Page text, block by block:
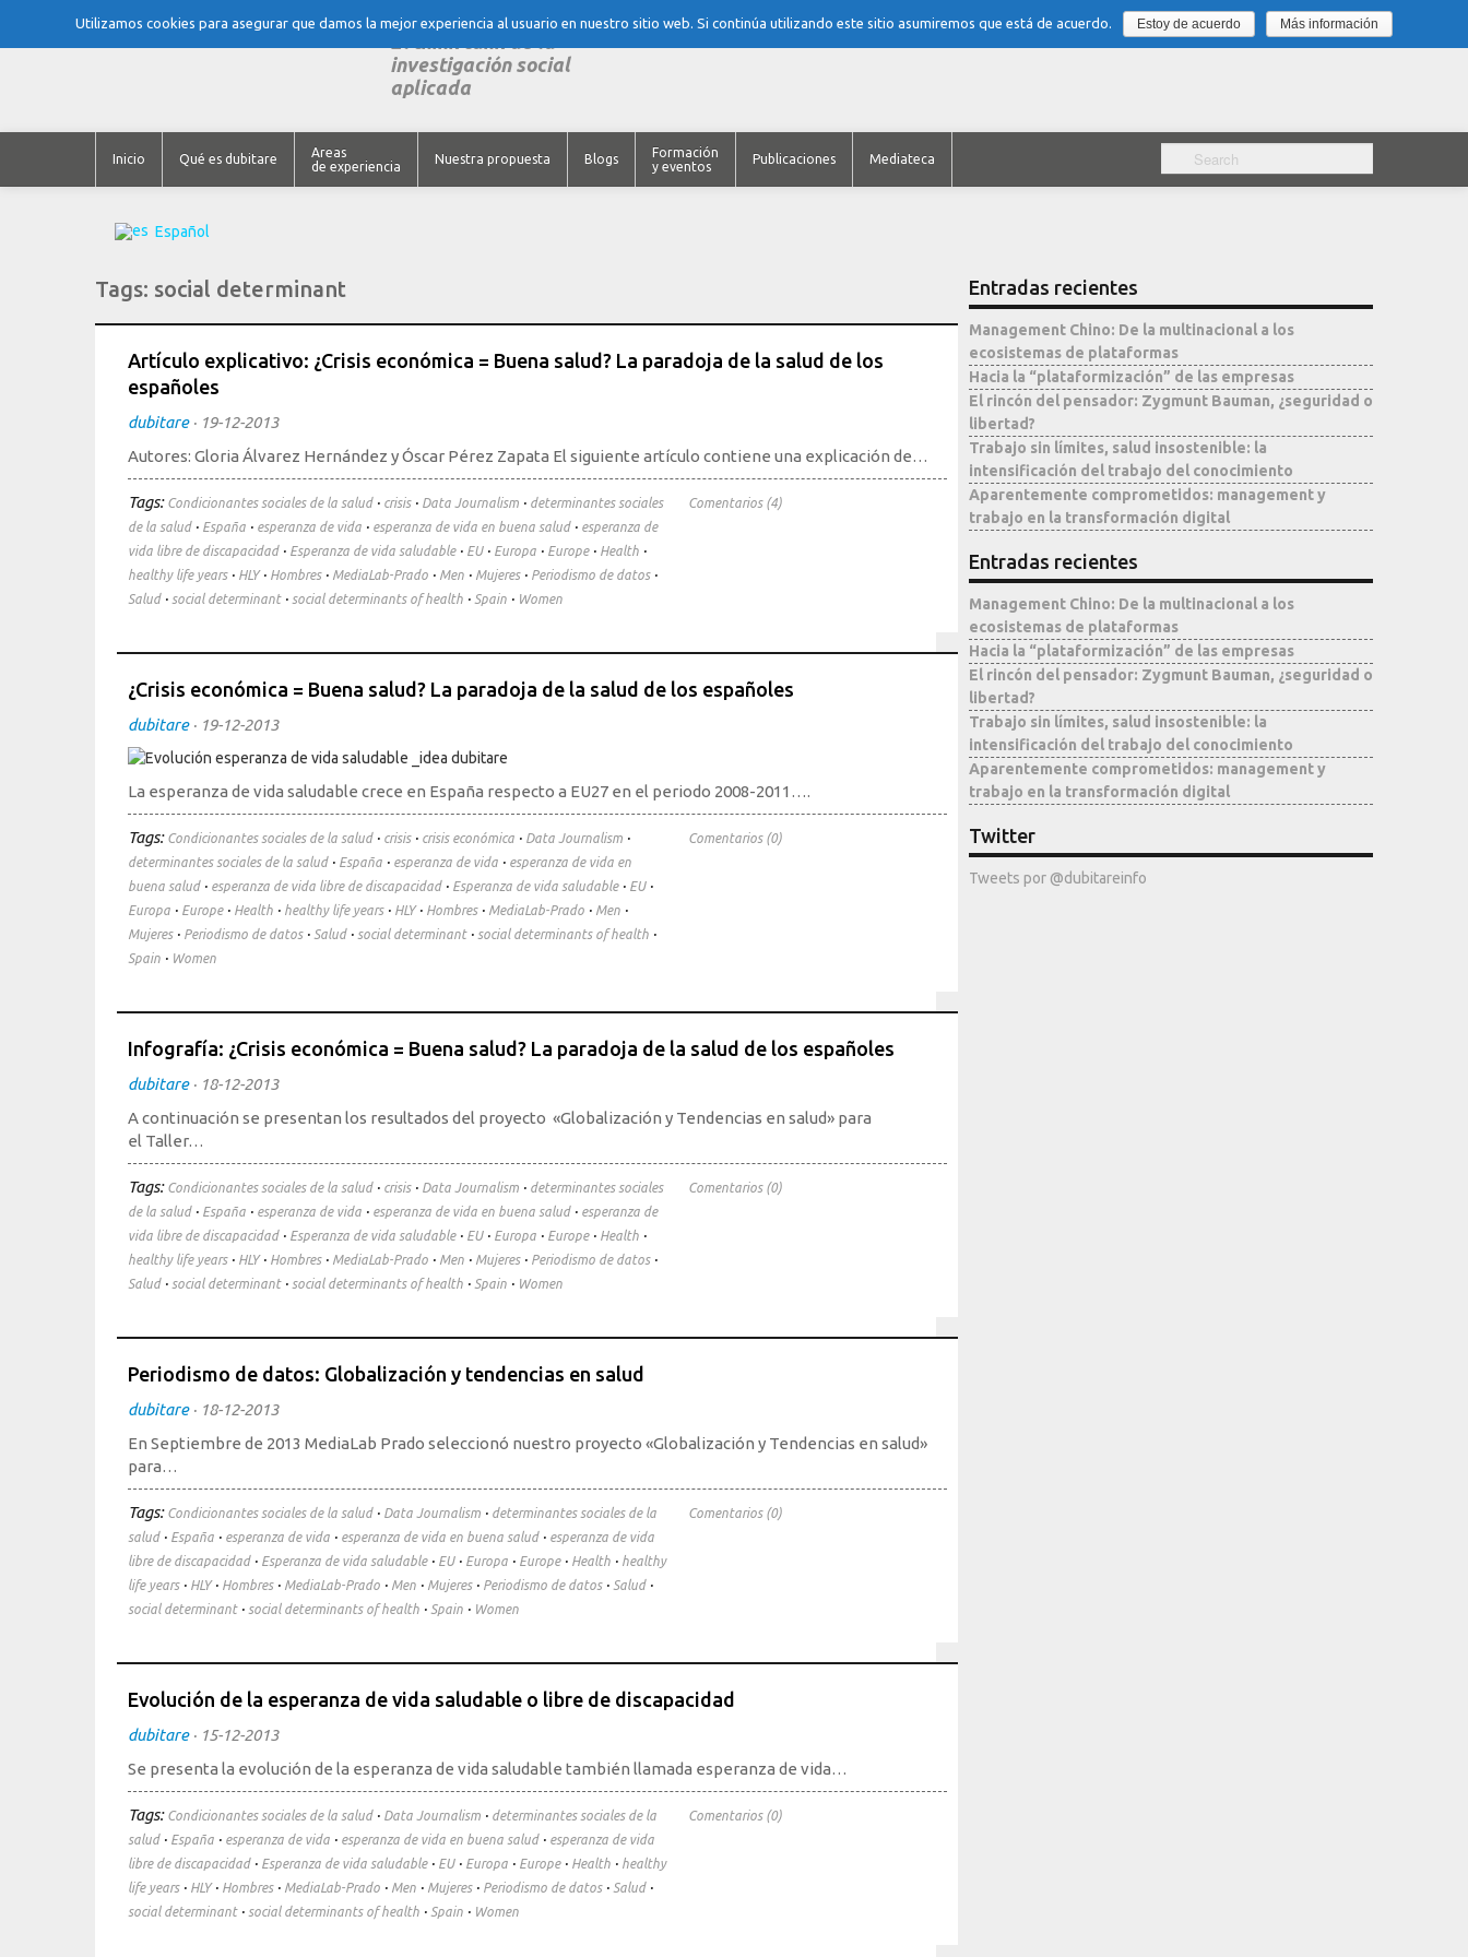
investigación social
aplicada
Inicio Qué es dubitare
Areas
de experiencia
Nuestra propuesta Blogs
Formación
y eventos
Publicaciones Mediateca
Español
Tags: social determinant
Artículo explicativo: ¿Crisis económica = Buena salud? La paradoja de la salud de los
españoles
dubitare· 19-12-2013
Autores: Gloria Álvarez Hernández y Óscar Pérez Zapata El siguiente artículo contiene una explicación de…
Tags: Condicionantes sociales de la salud· crisis· Data Journalism· determinantes sociales
de la salud· España· esperanza de vida· esperanza de vida en buena salud· esperanza de
vida libre de discapacidad· Esperanza de vida saludable· EU· Europa· Europe· Health·
healthy life years· HLY· Hombres· MediaLab-Prado· Men· Mujeres· Periodismo de datos·
Salud· social determinant· social determinants of health· Spain· Women
Comentarios (4)
¿Crisis económica = Buena salud? La paradoja de la salud de los españoles
dubitare· 19-12-2013
La esperanza de vida saludable crece en España respecto a EU27 en el periodo 2008-2011….
Tags: Condicionantes sociales de la salud· crisis· crisis económica· Data Journalism·
determinantes sociales de la salud· España· esperanza de vida· esperanza de vida en
buena salud· esperanza de vida libre de discapacidad· Esperanza de vida saludable· EU·
Europa· Europe· Health· healthy life years· HLY· Hombres· MediaLab-Prado· Men·
Mujeres· Periodismo de datos· Salud· social determinant· social determinants of health·
Spain· Women
Comentarios (0)
Infografía: ¿Crisis económica = Buena salud? La paradoja de la salud de los españoles
dubitare· 18-12-2013
A continuación se presentan los resultados del proyecto «Globalización y Tendencias en salud» para
el Taller…
Tags: Condicionantes sociales de la salud· crisis· Data Journalism· determinantes sociales
de la salud· España· esperanza de vida· esperanza de vida en buena salud· esperanza de
vida libre de discapacidad· Esperanza de vida saludable· EU· Europa· Europe· Health·
healthy life years· HLY· Hombres· MediaLab-Prado· Men· Mujeres· Periodismo de datos·
Salud· social determinant· social determinants of health· Spain· Women
Comentarios (0)
Periodismo de datos: Globalización y tendencias en salud
dubitare· 18-12-2013
En Septiembre de 2013 MediaLab Prado seleccionó nuestro proyecto «Globalización y Tendencias en salud»
para…
Tags: Condicionantes sociales de la salud· Data Journalism· determinantes sociales de la
salud· España· esperanza de vida· esperanza de vida en buena salud· esperanza de vida
libre de discapacidad· Esperanza de vida saludable· EU· Europa· Europe· Health· healthy
life years· HLY· Hombres· MediaLab-Prado· Men· Mujeres· Periodismo de datos· Salud·
social determinant· social determinants of health· Spain· Women
Comentarios (0)
Evolución de la esperanza de vida saludable o libre de discapacidad
dubitare· 15-12-2013
Se presenta la evolución de la esperanza de vida saludable también llamada esperanza de vida…
Tags: Condicionantes sociales de la salud· Data Journalism· determinantes sociales de la
salud· España· esperanza de vida· esperanza de vida en buena salud· esperanza de vida
libre de discapacidad· Esperanza de vida saludable· EU· Europa· Europe· Health· healthy
life years· HLY· Hombres· MediaLab-Prado· Men· Mujeres· Periodismo de datos· Salud·
social determinant· social determinants of health· Spain· Women
Comentarios (0)
Entradas recientes
Management Chino: De la multinacional a los
ecosistemas de plataformas
Hacia la “plataformización” de las empresas
El rincón del pensador: Zygmunt Bauman, ¿seguridad o
libertad?
Trabajo sin límites, salud insostenible: la
intensificación del trabajo del conocimiento
Aparentemente comprometidos: management y
trabajo en la transformación digital
Entradas recientes
Management Chino: De la multinacional a los
ecosistemas de plataformas
Hacia la “plataformización” de las empresas
El rincón del pensador: Zygmunt Bauman, ¿seguridad o
libertad?
Trabajo sin límites, salud insostenible: la
intensificación del trabajo del conocimiento
Aparentemente comprometidos: management y
trabajo en la transformación digital
Twitter
Tweets por @dubitareinfo
Utilizamos cookies para asegurar que damos la mejor experiencia al usuario en nuestro sitio web. Si continúa utilizando este sitio asumiremos que está de acuerdo. Estoy de acuerdo Más información